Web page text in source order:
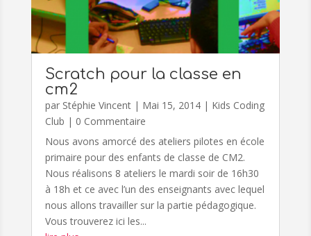
Scratch pour la classe en
cm2
par Stéphie Vincent| Mai 15, 2014| Kids Coding
Club | 0 Commentaire
Nous avons amorcé des ateliers pilotes en école
primaire pour des enfants de classe de CM2.
Nous réalisons 8 ateliers le mardi soir de 16h30
à 18h et ce avec l’un des enseignants avec lequel
nous allons travailler sur la partie pédagogique.
Vous trouverez ici les...